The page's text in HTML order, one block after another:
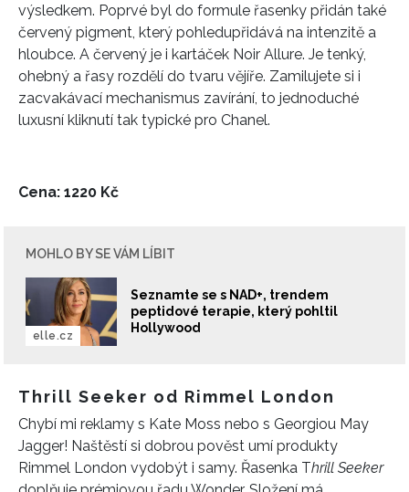
REDAKCE
výsledkem. Poprvé byl do formule řasenky přidán také
červený pigment, který pohledupřidává na intenzitě a
hloubce. A červený je i kartáček Noir Allure. Je tenký,
ohebný a řasy rozdělí do tvaru vějíře. Zamilujete si i
zacvakávací mechanismus zavírání, to jednoduché
luxusní kliknutí tak typické pro Chanel.
Cena: 1220 Kč
MOHLO BY SE VÁM LÍBIT
Seznamte se s NAD+, trendem
peptidové terapie, který pohltil
Hollywood
elle.cz
Thrill Seeker od Rimmel London
Chybí mi reklamy s Kate Moss nebo s Georgiou May
Jagger! Naštěstí si dobrou pověst umí produkty
Rimmel London vydobýt i samy. Řasenka Thrill Seeker